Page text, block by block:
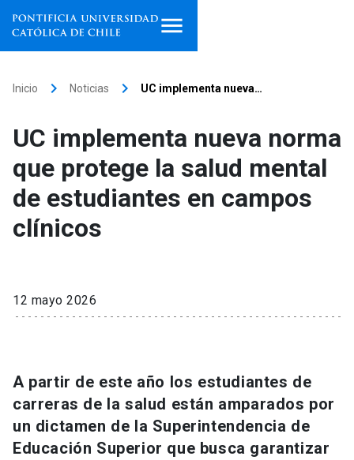
Facultades, escuelas e
institutos
Investigación
Información para keyboard_arrow_down
Futuros estudiantes
Go to english site launch
Inicio keyboard_arrow_right Noticias keyboard_arrow_right UC implementa nueva…
UC implementa nueva norma
que protege la salud mental
de estudiantes en campos
clínicos
12 mayo 2026
A partir de este año los estudiantes de
carreras de la salud están amparados por
un dictamen de la Superintendencia de
Educación Superior que busca garantizar